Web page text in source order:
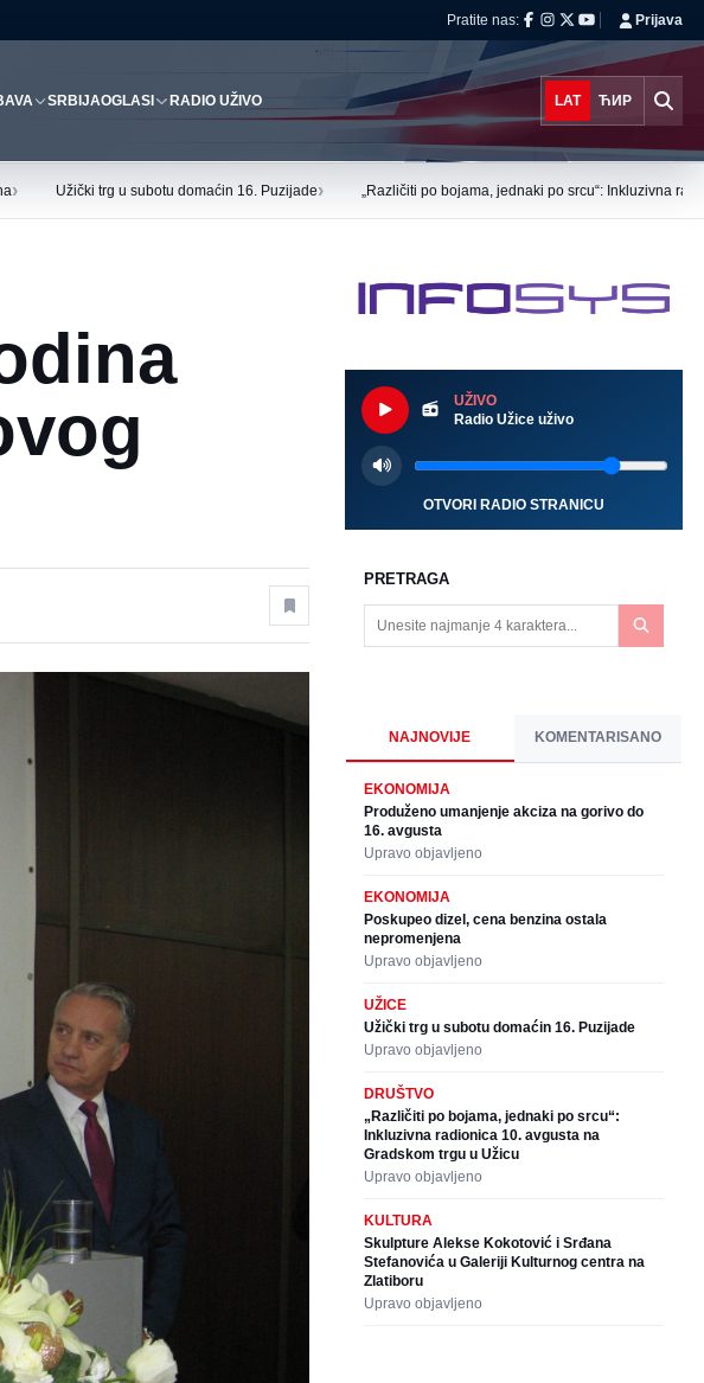
Pratite nas: Prijava
SRBIJAOGLASI RADIO UŽIVO LAT ЋИР
› Užički trg u subotu domaćin 16. Puzijade› „Različiti po bojama, jednaki po srcu“: Inkluzivna
UŽIVO
Radio Užice uživo
OTVORI RADIO STRANICU
PRETRAGA
NAJNOVIJE KOMENTARISANO
EKONOMIJA
Produženo umanjenje akciza na gorivo do
16. avgusta
Upravo objavljeno
EKONOMIJA
Poskupeo dizel, cena benzina ostala
nepromenjena
Upravo objavljeno
UŽICE
Užički trg u subotu domaćin 16. Puzijade
Upravo objavljeno
DRUŠTVO
„Različiti po bojama, jednaki po srcu“:
Inkluzivna radionica 10. avgusta na
Gradskom trgu u Užicu
Upravo objavljeno
KULTURA
Skulpture Alekse Kokotović i Srđana
Stefanovića u Galeriji Kulturnog centra na
Zlatiboru
Upravo objavljeno